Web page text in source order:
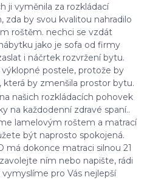
ji vyměnila za rozkládací
zda by svou kvalitou nahradilo
roštěm. nechci se vzdát
jako je sofa od firmy
i náčrtek rozvržení bytu.
postele, protože by
která by zmenšila prostor bytu.
našich rozkládacích pohovek
na každodenní zdravé spaní..
lamelovým roštem a matrací
být naprosto spokojená.
má dokonce matraci silnou 21
ním nebo napište, rádi
pro Vás nejlepší